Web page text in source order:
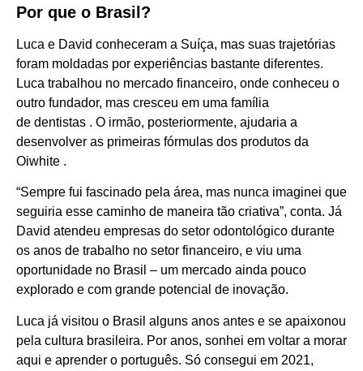
Por que o Brasil?
Luca e David conheceram a Suíça, mas suas trajetórias
foram moldadas por experiências bastante diferentes.
Luca trabalhou no mercado financeiro, onde conheceu o
outro fundador, mas cresceu em uma família
de dentistas . O irmão, posteriormente, ajudaria a
desenvolver as primeiras fórmulas dos produtos da
Oiwhite .
“Sempre fui fascinado pela área, mas nunca imaginei que
seguiria esse caminho de maneira tão criativa”, conta. Já
David atendeu empresas do setor odontológico durante
os anos de trabalho no setor financeiro, e viu uma
oportunidade no Brasil – um mercado ainda pouco
explorado e com grande potencial de inovação.
Luca já visitou o Brasil alguns anos antes e se apaixonou
pela cultura brasileira. Por anos, sonhei em voltar a morar
aqui e aprender o português. Só consegui em 2021,